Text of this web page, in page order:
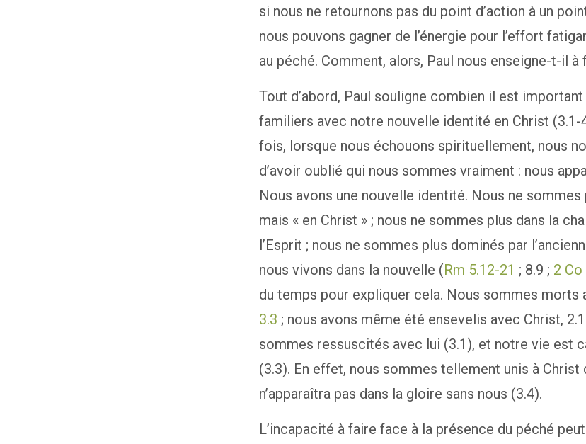
si nous ne retournons pas du point d’action à un
nous pouvons gagner de l’énergie pour l’effort
au péché. Comment, alors, Paul nous enseigne-t-il à
Tout d’abord, Paul souligne combien il est important
familiers avec notre nouvelle identité en Christ (3.1-
fois, lorsque nous échouons spirituellement, nous
d’avoir oublié qui nous sommes vraiment : nous
Nous avons une nouvelle identité. Nous ne sommes
mais « en Christ » ; nous ne sommes plus dans la
l’Esprit ; nous ne sommes plus dominés par
nous vivons dans la nouvelle (Rm 5.12-21 ; 8.9 ; 2 Co
du temps pour expliquer cela. Nous sommes morts
3.3 ; nous avons même été ensevelis avec Christ,
sommes ressuscités avec lui (3.1), et notre vie est
(3.3). En effet, nous sommes tellement unis à Christ
n’apparaîtra pas dans la gloire sans nous (3.4).
L’incapacité à faire face à la présence du péché